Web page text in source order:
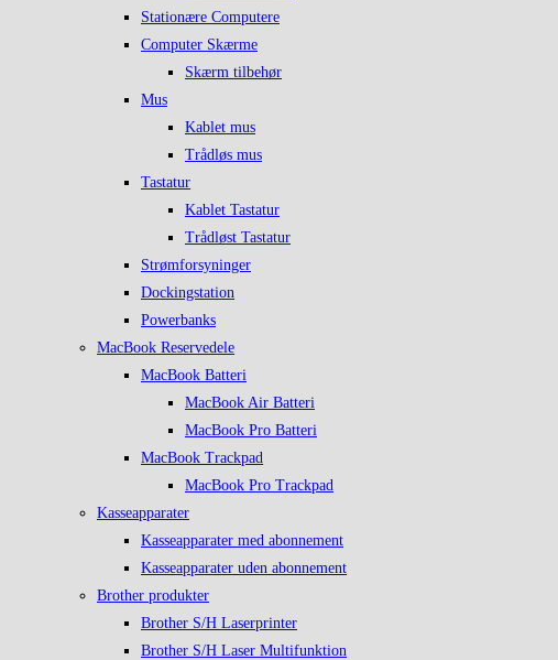
Stationære Computere
Computer Skærme
Skærm tilbehør
Mus
Kablet mus
Trådløs mus
Tastatur
Kablet Tastatur
Trådløst Tastatur
Strømforsyninger
Dockingstation
Powerbanks
MacBook Reservedele
MacBook Batteri
MacBook Air Batteri
MacBook Pro Batteri
MacBook Trackpad
MacBook Pro Trackpad
Kasseapparater
Kasseapparater med abonnement
Kasseapparater uden abonnement
Brother produkter
Brother S/H Laserprinter
Brother S/H Laser Multifunktion